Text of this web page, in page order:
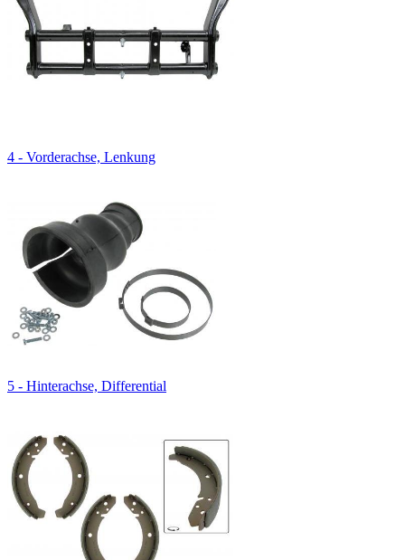
4 - Vorderachse, Lenkung
5 - Hinterachse, Differential